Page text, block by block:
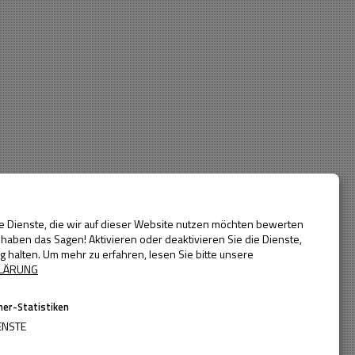
Baujahr
Alle Jahre
bis
Der Plan: zwei zeitgemäße Wohnungen für ihre
aufwendig saniert. Dabei wurde das Gebaude vollkommen
wurde entfernt, um dadurch großzügige lichtdurchflutete
Dienste, die wir auf dieser Website nutzen möchten bewerten
das Sagen! Aktivieren oder deaktivieren Sie die Dienste,
halten.Um mehr zu erfahren, lesen Sie bitte unsere
Statistiken